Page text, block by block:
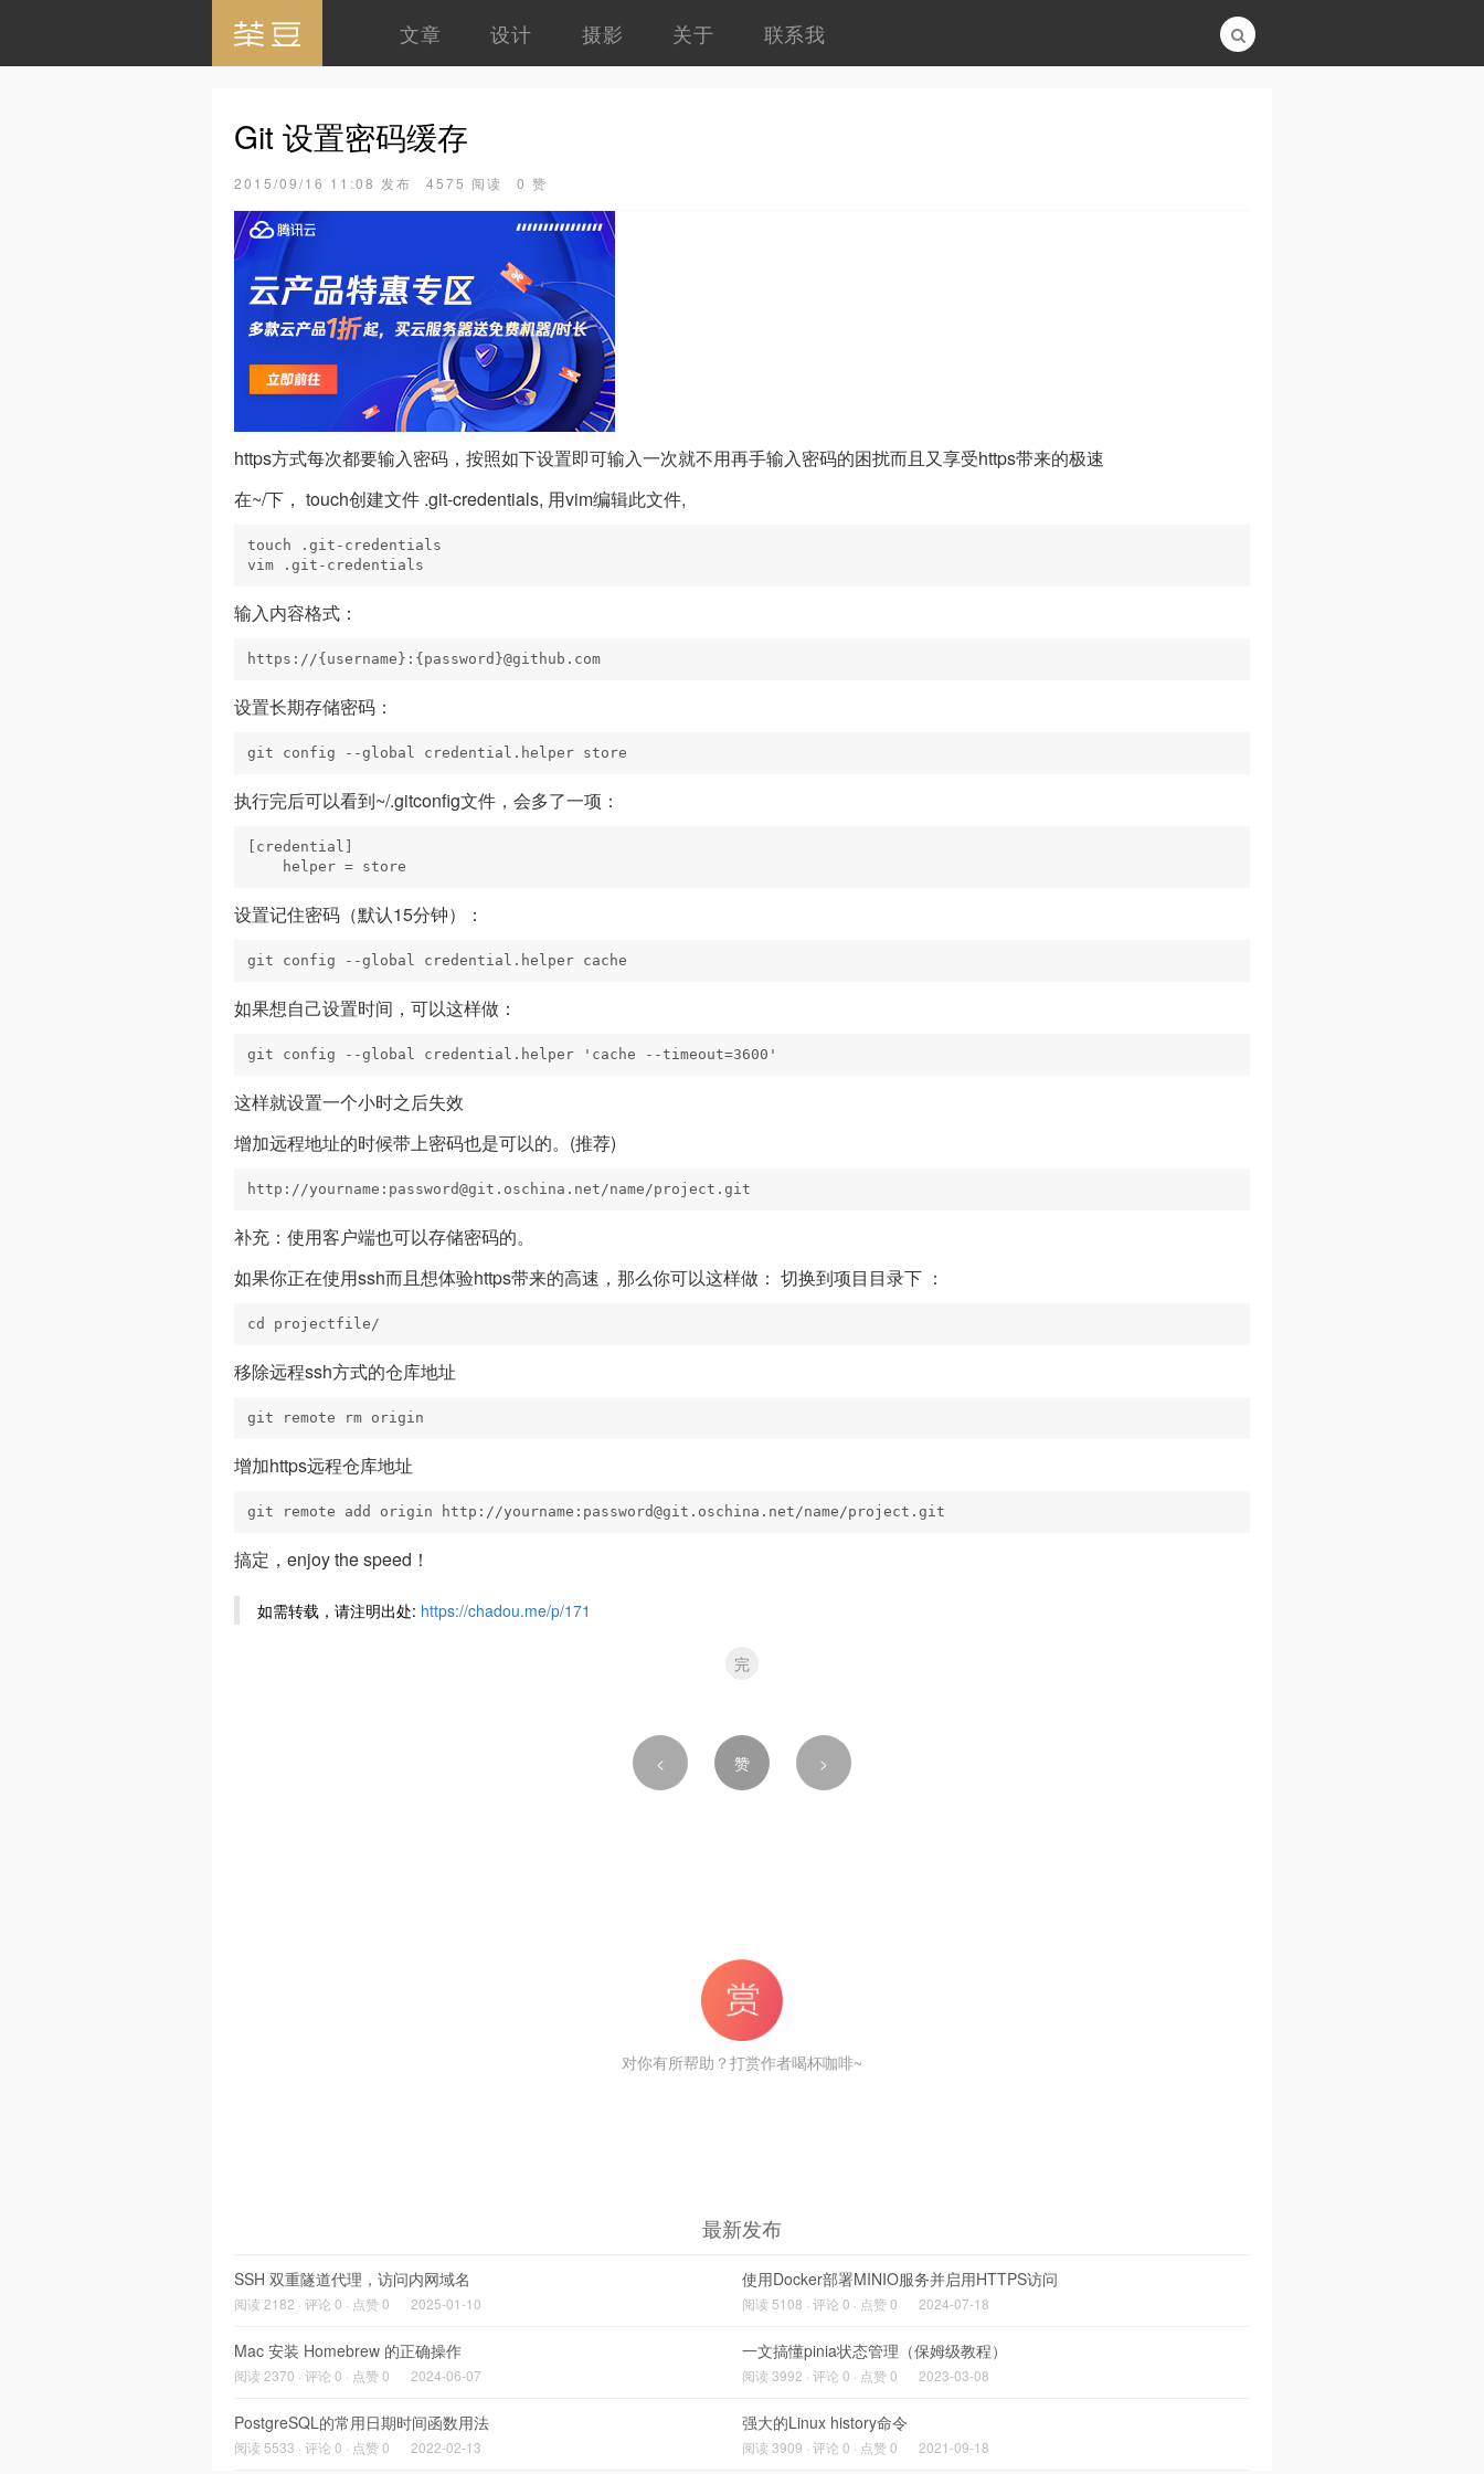
文章 设计 摄影 关于 联系我
Git 设置密码缓存
2015/09/16 11:08 发布 4575 阅读 0 赞
https方式每次都要输入密码，按照如下设置即可输入一次就不用再手输入密码的困扰而且又享受https带来的极速
在~/下， touch创建文件 .git-credentials, 用vim编辑此文件,
touch .git-credentials
vim .git-credentials
输入内容格式：
https://{username}:{password}@github.com
设置长期存储密码：
git config --global credential.helper store
执行完后可以看到~/.gitconfig文件，会多了一项：
[credential]
    helper = store
设置记住密码（默认15分钟）：
git config --global credential.helper cache
如果想自己设置时间，可以这样做：
git config --global credential.helper 'cache --timeout=3600'
这样就设置一个小时之后失效
增加远程地址的时候带上密码也是可以的。(推荐)
http://yourname:password@git.oschina.net/name/project.git
补充：使用客户端也可以存储密码的。
如果你正在使用ssh而且想体验https带来的高速，那么你可以这样做： 切换到项目目录下 ：
cd projectfile/
移除远程ssh方式的仓库地址
git remote rm origin
增加https远程仓库地址
git remote add origin http://yourname:password@git.oschina.net/name/project.git
搞定，enjoy the speed！
如需转载，请注明出处: https://chadou.me/p/171
完
< 赞 >
对你有所帮助？打赏作者喝杯咖啡~
最新发布
SSH 双重隧道代理，访问内网域名
阅读 2182 · 评论 0 · 点赞 0 2025-01-10
使用Docker部署MINIO服务并启用HTTPS访问
阅读 5108 · 评论 0 · 点赞 0 2024-07-18
Mac 安装 Homebrew 的正确操作
阅读 2370 · 评论 0 · 点赞 0 2024-06-07
一文搞懂pinia状态管理（保姆级教程）
阅读 3992 · 评论 0 · 点赞 0 2023-03-08
PostgreSQL的常用日期时间函数用法
阅读 5533 · 评论 0 · 点赞 0 2022-02-13
强大的Linux history命令
阅读 3909 · 评论 0 · 点赞 0 2021-09-18